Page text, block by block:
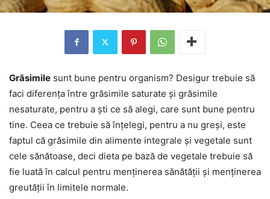
Grăsimile sunt bune pentru organism? Desigur trebuie să
faci diferența între grăsimile saturate și grăsimile
nesaturate, pentru a ști ce să alegi, care sunt bune pentru
tine. Ceea ce trebuie să înțelegi, pentru a nu greși, este
faptul că grăsimile din alimente integrale și vegetale sunt
cele sănătoase, deci dieta pe bază de vegetale trebuie să
fie luată în calcul pentru menținerea sănătății și menținerea
greutății în limitele normale.